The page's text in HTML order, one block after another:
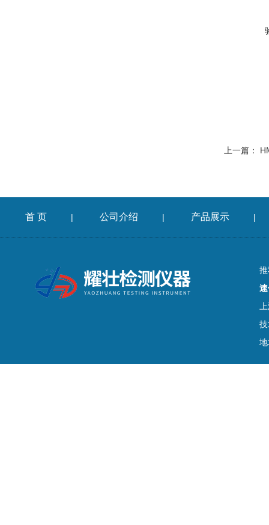
上一篇：
首 页 | 公司介绍 | 产品展示 |